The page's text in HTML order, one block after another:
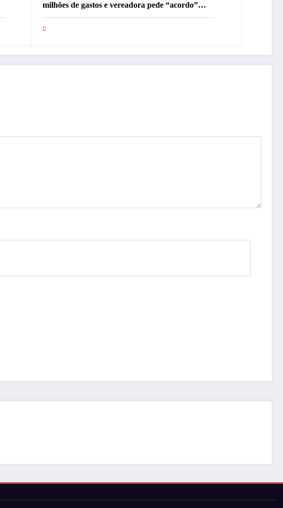
milhões de gastos e vereadora pede “acordo”
para aprovar R$ 9,5 milhões